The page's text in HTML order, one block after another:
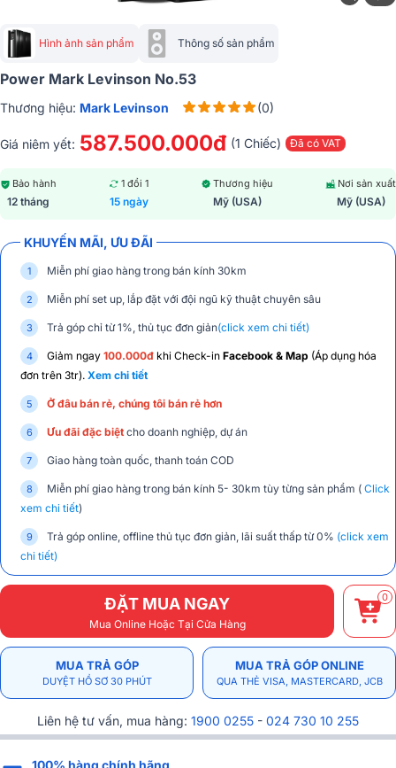
Hình ảnh sản phẩm Thông số sản phẩm
Power Mark Levinson No.53
Thương hiệu: Mark Levinson (0)
Giá niêm yết: 587.500.000đ (1 Chiếc) Đã có VAT
Bảo hành
12 tháng
1 đổi 1
15 ngày
Thương hiệu
Mỹ (USA)
Nơi sản xuất
Mỹ (USA)
KHUYẾN MÃI, ƯU ĐÃI
Miễn phí giao hàng trong bán kính 30km
Miễn phí set up, lắp đặt với đội ngũ kỹ thuật chuyên sâu
Trả góp chỉ từ 1%, thủ tục đơn giản(click xem chi tiết)
Giảm ngay 100.000đ khi Check-in Facebook & Map (Áp dụng hóa
đơn trên 3tr). Xem chi tiết
Ở đâu bán rẻ, chúng tôi bán rẻ hơn
Ưu đãi đặc biệt cho doanh nghiệp, dự án
Giao hàng toàn quốc, thanh toán COD
Miễn phí giao hàng trong bán kính 5- 30km tùy từng sản phẩm ( Click
xem chi tiết)
Trả góp online, offline thủ tục đơn giản, lãi suất thấp từ 0% (click xem
chi tiết)
ĐẶT MUA NGAY
Mua Online Hoặc Tại Cửa Hàng
0
MUA TRẢ GÓP
DUYỆT HỒ SƠ 30 PHÚT
MUA TRẢ GÓP ONLINE
QUA THẺ VISA, MASTERCARD, JCB
Liên hệ tư vấn, mua hàng: 1900 0255 - 024 730 10 255
100% hàng chính hãng